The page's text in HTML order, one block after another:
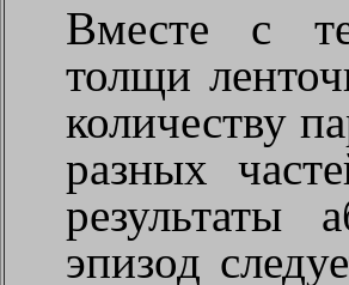
Вместе с
толщи
количеству
разных
результаты
эпизод